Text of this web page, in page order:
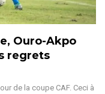
Ouro-Akpo
regrets
de la coupe CAF. Ceci à